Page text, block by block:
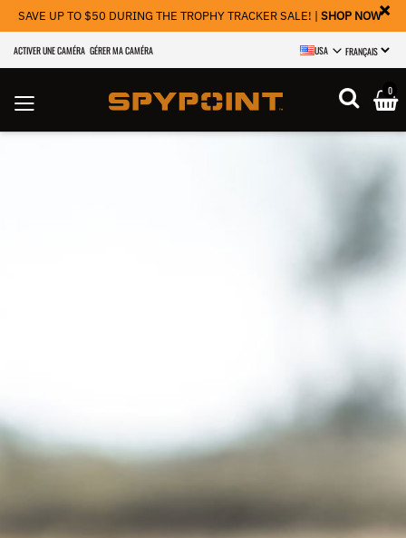
SAVE UP TO $50 DURING THE TROPHY TRACKER SALE! | SHOP NOW
ACTIVER UNE CAMÉRA GÉRER MA CAMÉRA USA
SELECT
0